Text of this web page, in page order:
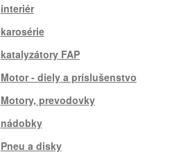
interiér
karosérie
katalyzátory FAP
Motor - diely a príslušenstvo
Motory, prevodovky
nádobky
Pneu a disky